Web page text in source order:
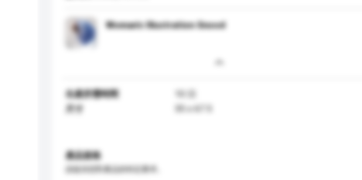
Woman's Illustration Snood
生產所需時間
35 x 67.5
產品規格